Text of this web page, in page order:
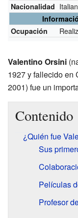
Nacionalidad
Ocupación
Valentino Orsini
1927 y fallecido en
2001) fue un
Contenido
¿Quién fue
Sus
Películas
Profesor